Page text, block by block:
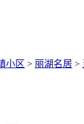
小区 > 丽湖名居 >